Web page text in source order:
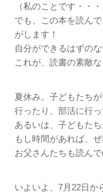
（私のことです・・
でも、この本を読ん
がします！
自分ができるはずの
これが、読書の素敵な
夏休み。子どもたち
行ったり、部活に行っ
あるいは、子どもた
もし時間があれば、
お父さんたちも読んで
いよいよ、7月22日か